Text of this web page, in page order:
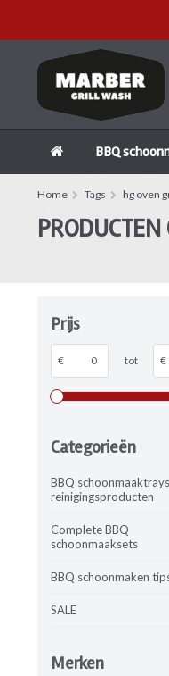
BBQ
Home Tags hg oven
Prijs
€ tot €
Categorieën
BBQ
reinigingsproducten
Complete BBQ
schoonmaaksets
BBQ schoonmaken
SALE
Merken